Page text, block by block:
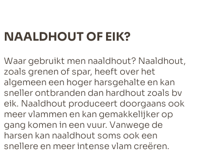
NAALDHOUT OF EIK?
Waar gebruikt men naaldhout? Naaldhout,
zoals grenen of spar, heeft over het
algemeen een hoger harsgehalte en kan
sneller ontbranden dan hardhout zoals bv
eik. Naaldhout produceert doorgaans ook
meer vlammen en kan gemakkelijker op
gang komen in een vuur. Vanwege de
harsen kan naaldhout soms ook een
snellere en meer intense vlam creëren.